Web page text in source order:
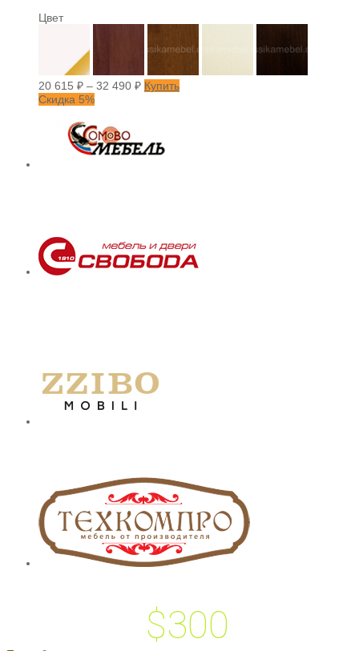
Цвет
20 615 ₽ – 32 490 ₽ Купить
Скидка 5%
$300